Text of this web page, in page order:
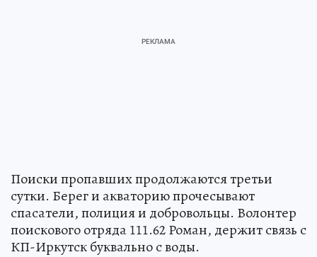
Поиски пропавших продолжаются третьи
сутки. Берег и акваторию прочесывают
спасатели, полиция и добровольцы. Волонтер
поискового отряда 111.62 Роман, держит связь с
КП-Иркутск буквально с воды.